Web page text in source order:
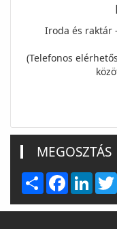
Iroda és raktár
(Telefonos
MEGOSZTÁS
Share Facebook